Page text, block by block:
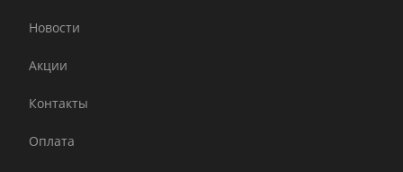
Новости
Акции
Контакты
Оплата